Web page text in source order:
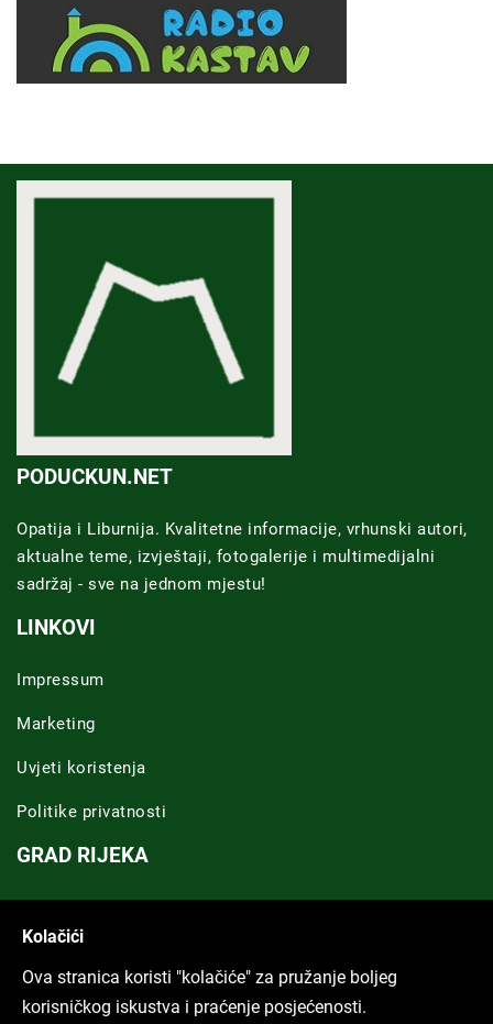
PODUCKUN.NET
Opatija i Liburnija. Kvalitetne informacije, vrhunski autori,
aktualne teme, izvještaji, fotogalerije i multimedijalni
sadržaj - sve na jednom mjestu!
LINKOVI
Impressum
Marketing
Uvjeti koristenja
Politike privatnosti
GRAD RIJEKA
ARHIVA TEKSTOVA
Kolačići
Ova stranica koristi "kolačiće" za pružanje boljeg
korisničkog iskustva i praćenje posjećenosti.